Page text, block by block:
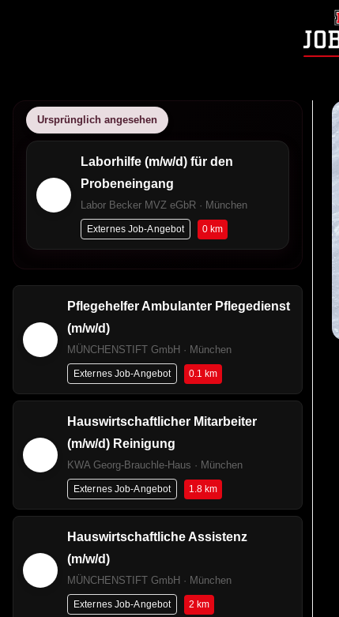
Ursprünglich angesehen
Laborhilfe (m/w/d) für den
Probeneingang
Labor Becker MVZ eGbR · München
Externes Job-Angebot 0 km
Pflegehelfer Ambulanter Pflegedienst
(m/w/d)
MÜNCHENSTIFT GmbH · München
Externes Job-Angebot 0.1 km
Hauswirtschaftlicher Mitarbeiter
(m/w/d) Reinigung
KWA Georg-Brauchle-Haus · München
Externes Job-Angebot 1.8 km
Hauswirtschaftliche Assistenz
(m/w/d)
MÜNCHENSTIFT GmbH · München
Externes Job-Angebot 2 km